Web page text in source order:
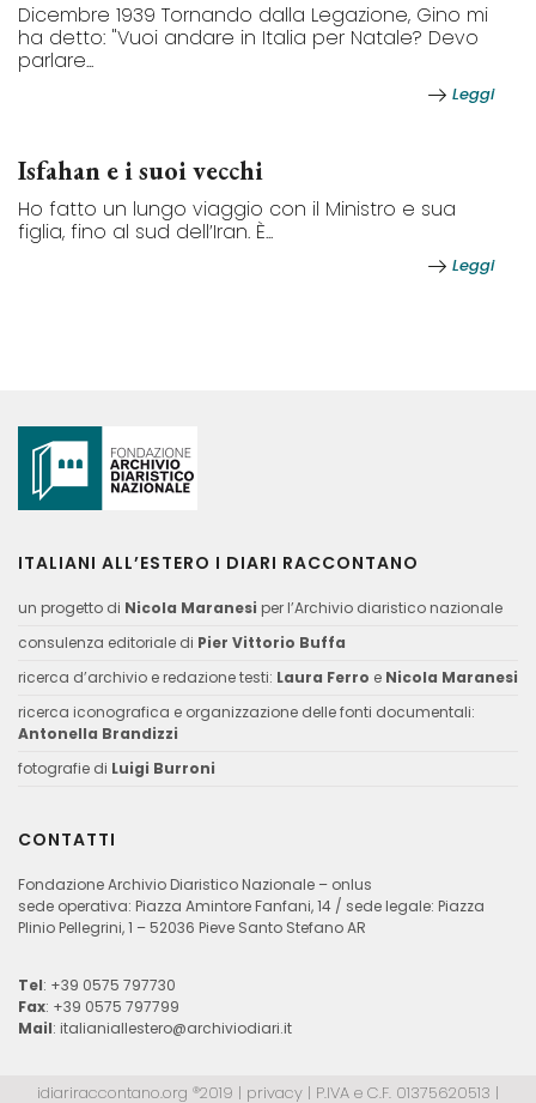
Dicembre 1939 Tornando dalla Legazione, Gino mi
ha detto: "Vuoi andare in Italia per Natale? Devo
parlare...
Leggi
Isfahan e i suoi vecchi
Ho fatto un lungo viaggio con il Ministro e sua
figlia, fino al sud dell’Iran. È...
Leggi
ITALIANI ALL’ESTERO I DIARI RACCONTANO
un progetto di Nicola Maranesi per l’Archivio diaristico nazionale
consulenza editoriale di Pier Vittorio Buffa
ricerca d’archivio e redazione testi: Laura Ferro e Nicola Maranesi
ricerca iconografica e organizzazione delle fonti documentali:
Antonella Brandizzi
fotografie di Luigi Burroni
CONTATTI
Fondazione Archivio Diaristico Nazionale – onlus
sede operativa: Piazza Amintore Fanfani, 14 / sede legale: Piazza
Plinio Pellegrini, 1 – 52036 Pieve Santo Stefano AR
Tel: +39 0575 797730
Fax: +39 0575 797799
Mail: italianiallestero@archiviodiari.it
idiariraccontano.org ®2019 | privacy | P.IVA e C.F. 01375620513 |